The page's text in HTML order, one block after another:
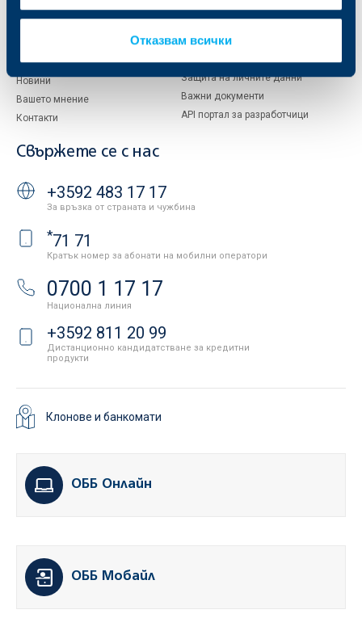
Отказвам всички
Тарифи и общи условия
Кариери
Новини
Вашето мнение
Контакти
Условия за ползване на сайта
Защита на личните данни
Важни документи
API портал за разработчици
Свържете се с нас
+3592 483 17 17
За връзка от страната и чужбина
*71 71
Кратък номер за абонати на мобилни оператори
0700 1 17 17
Национална линия
+3592 811 20 99
Дистанционно кандидатстване за кредитни
продукти
Клонове и банкомати
ОББ Онлайн
ОББ Мобайл